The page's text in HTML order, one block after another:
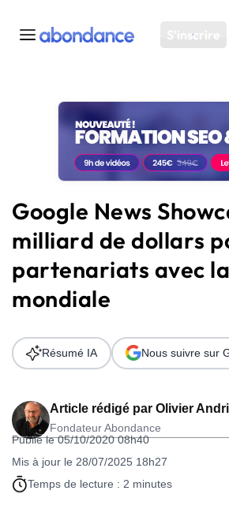
S'inscrire
Toutes les actus
Actus SEO
Plateforme
Solutions
Ressources
Audit SEO
Google News
milliard de dollars
partenariats avec
mondiale
Article rédigé par Olivier
Fondateur Abondance
Publié le 05/10/2020 08h40
Mis à jour le 28/07/2025 18h27
Temps de lecture : 2 minutes
Résumé IA Nous suivre sur